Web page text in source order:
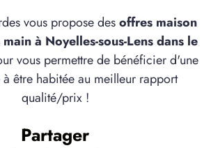
vous propose desoffres maison
à Noyelles-sous-Lens dans le
vous permettre de bénéficier d'une
être habitée au meilleur rapport
qualité/prix !
Partager